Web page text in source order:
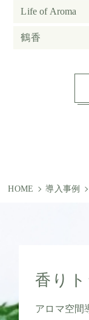
Life of Aroma
鶴香
HOME 導入事例
香り
アロマ空間